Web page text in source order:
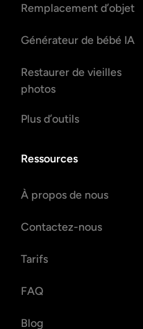
Remplacement d’objet
Générateur de bébé IA
Restaurer de vieilles
photos
Plus d’outils
Ressources
À propos de nous
Contactez-nous
Tarifs
FAQ
Blog